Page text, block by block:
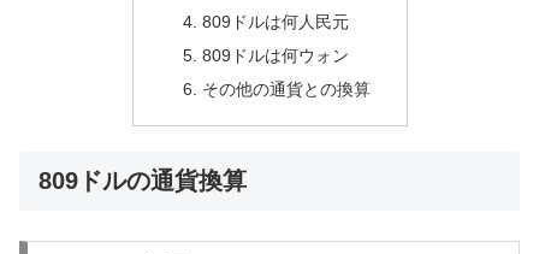
809ドルは何人民元
809ドルは何ウォン
その他の通貨との換算
809ドルの通貨換算